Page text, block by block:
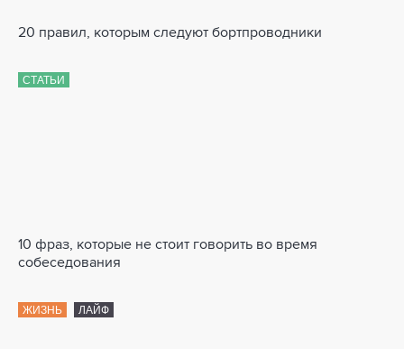
20 правил, которым следуют бортпроводники
СТАТЬИ
10 фраз, которые не стоит говорить во время
собеседования
ЖИЗНЬ ЛАЙФ